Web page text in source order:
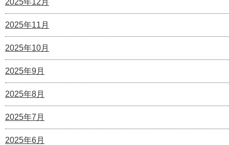
2025年12月
2025年11月
2025年10月
2025年9月
2025年8月
2025年7月
2025年6月